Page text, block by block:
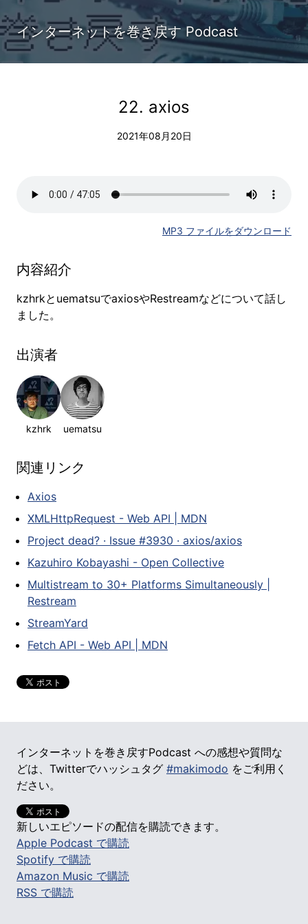
インターネットを巻き戻す Podcast
22. axios
2021年08月20日
MP3 ファイルをダウンロード
内容紹介
kzhrkとuematsuでaxiosやRestreamなどについて話し
ました。
出演者
kzhrk uematsu
関連リンク
Axios
XMLHttpRequest - Web API | MDN
Project dead? · Issue #3930 · axios/axios
Kazuhiro Kobayashi - Open Collective
Multistream to 30+ Platforms Simultaneously |
Restream
StreamYard
Fetch API - Web API | MDN
インターネットを巻き戻すPodcast への感想や質問な
どは、Twitterでハッシュタグ #makimodo をご利用く
ださい。
新しいエピソードの配信を購読できます。
Apple Podcast で購読
Spotify で購読
Amazon Music で購読
RSS で購読